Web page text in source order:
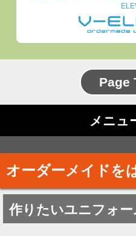
Page
メニュ
オーダーメイドを
作りたいユニフォ